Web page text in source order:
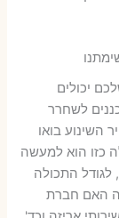
יכולים
לשחרר
השינוע בואו
כזו הוא למעשה
לגודל התכולה
האם חברת